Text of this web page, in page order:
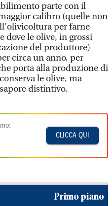
parte con il
calibro (quelle non
per farne
dove le olive, in grossi
del produttore)
circa un anno, per
porta alla produzione di
le olive, ma
distintivo.
CLICCA QUI
Primo piano